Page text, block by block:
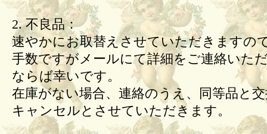
2. 不良品：
速やかにお取替えさせていただきますの
手数ですがメールにて詳細をご連絡いた
ならば幸いです。
在庫がない場合、連絡のうえ、同等品と
キャンセルとさせていただきます。